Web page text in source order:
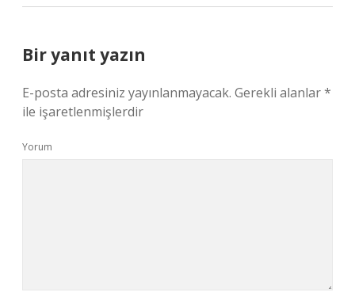
Bir yanıt yazın
E-posta adresiniz yayınlanmayacak. Gerekli alanlar*
ile işaretlenmişlerdir
Yorum